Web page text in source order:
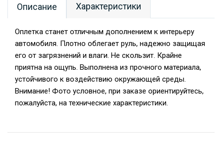
Описание Характеристики
Оплетка станет отличным дополнением к интерьеру
автомобиля. Плотно облегает руль, надежно защищая
его от загрязнений и влаги. Не скользит. Крайне
приятна на ощупь. Выполнена из прочного материала,
устойчивого к воздействию окружающей среды.
Внимание! Фото условное, при заказе ориентируйтесь,
пожалуйста, на технические характеристики.